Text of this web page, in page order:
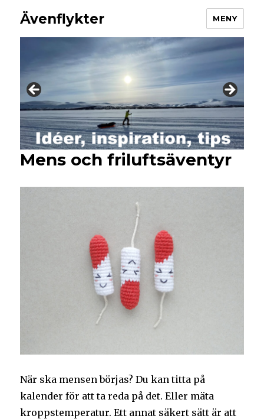
Ävenflykter MENY
Mens och friluftsäventyr
När ska mensen börjas? Du kan titta på
kalender för att ta reda på det. Eller mäta
kroppstemperatur. Ett annat säkert sätt är att